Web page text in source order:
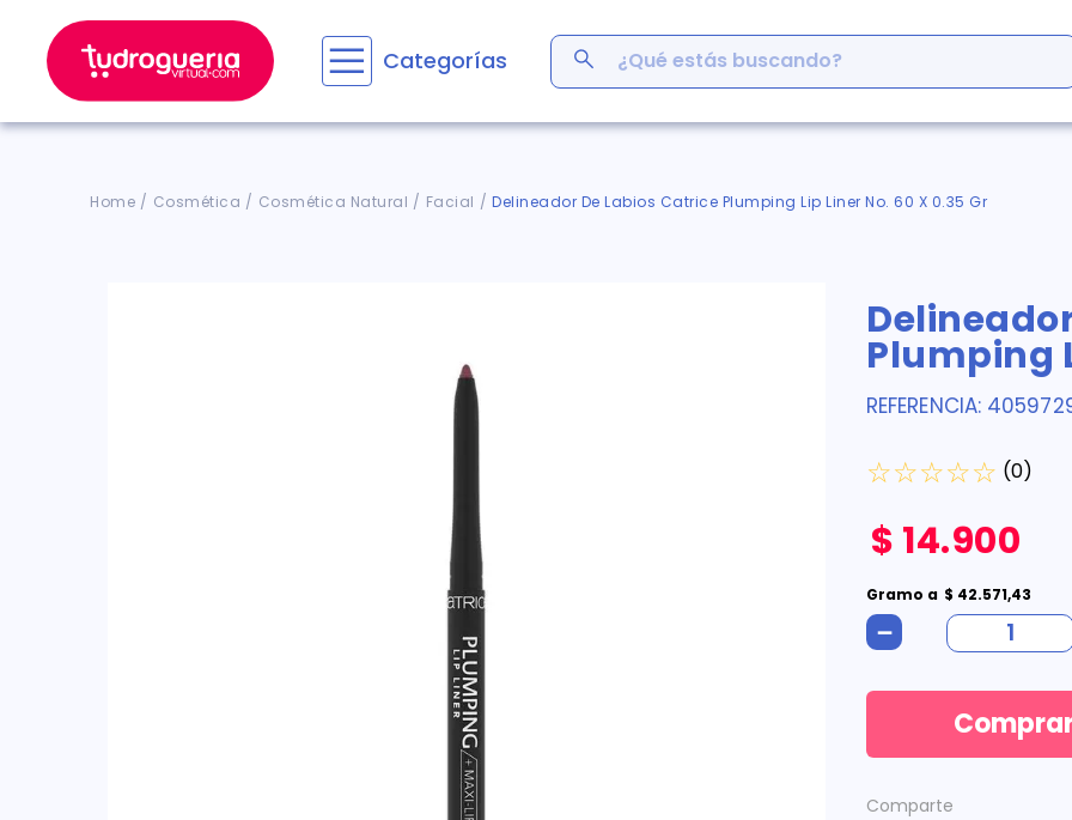
Categorías
¿Qué estás buscando?
Cosmética Cosmética Natural Facial Delineador De Labios Catrice Plumping Lip Liner No. 60 X 0.35 Gr
Plumping
REFERENCIA:
☆☆☆☆☆ (0)
$ 14.900
Gramo a $ 42.571,43
－
Comparte
acerumen
acetaminofén
wegovy